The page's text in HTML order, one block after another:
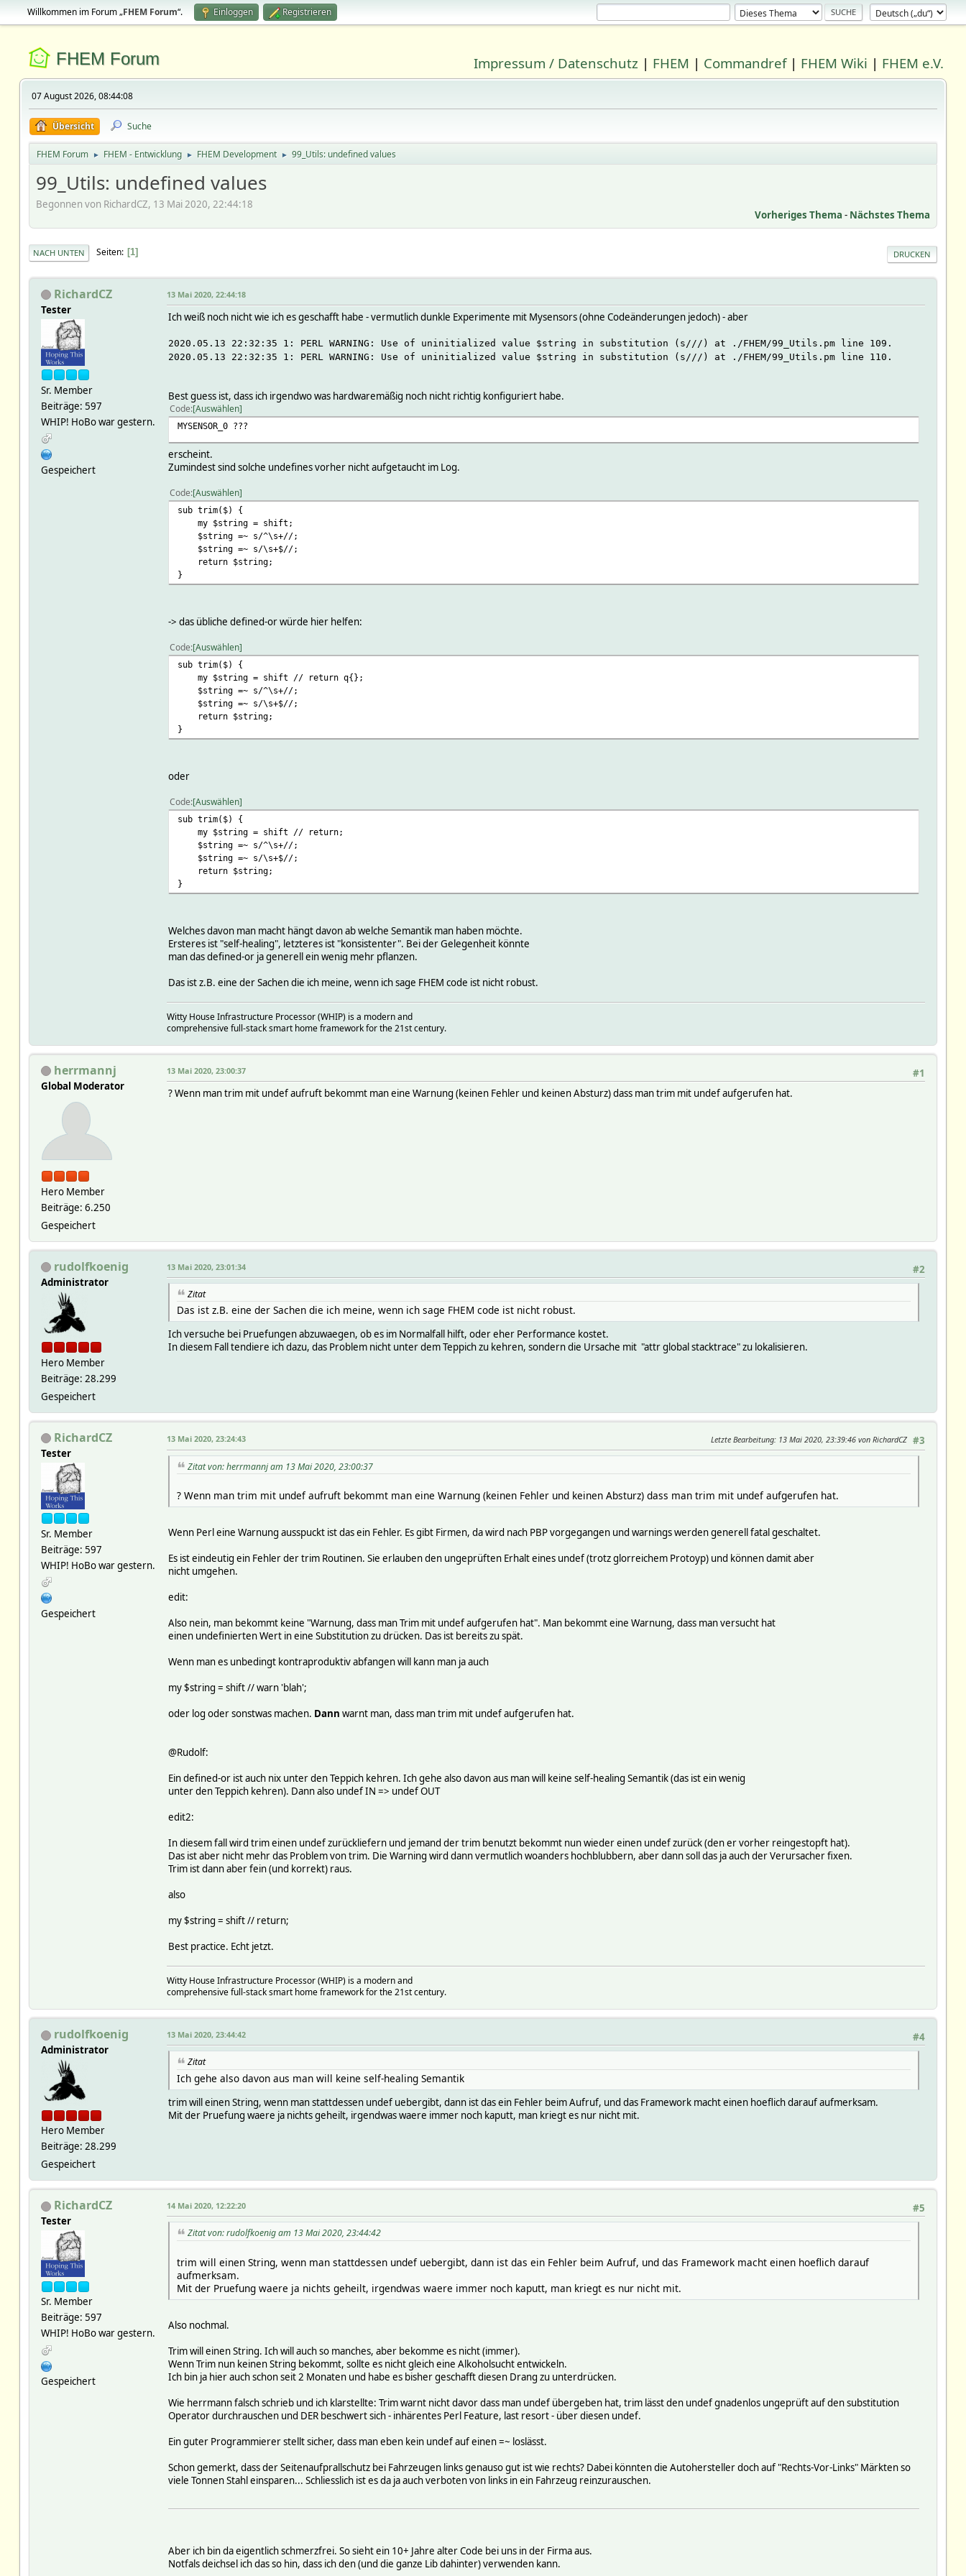
Willkommen im Forum „FHEM Forum“. Einloggen Registrieren
FHEM Forum Impressum / Datenschutz | FHEM | Commandref| FHEM Wiki | FHEM e.V.
07 August 2026, 08:44:08
Übersicht Suche
FHEM Forum ► FHEM - Entwicklung ► FHEM Development ► 99_Utils: undefined values
99_Utils: undefined values
Begonnen von RichardCZ, 13 Mai 2020, 22:44:18
Vorheriges Thema - Nächstes Thema
DRUCKEN
NACH UNTEN Seiten 1
RichardCZ
Tester
Sr. Member
Beiträge: 597
WHIP! HoBo war gestern.
Gespeichert
13 Mai 2020, 22:44:18
Ich weiß noch nicht wie ich es geschafft habe - vermutlich dunkle Experimente mit Mysensors (ohne Codeänderungen jedoch) - aber
2020.05.13 22:32:35 1: PERL WARNING: Use of uninitialized value $string in substitution (s///) at ./FHEM/99_Utils.pm line 109.
2020.05.13 22:32:35 1: PERL WARNING: Use of uninitialized value $string in substitution (s///) at ./FHEM/99_Utils.pm line 110.
Best guess ist, dass ich irgendwo was hardwaremäßig noch nicht richtig konfiguriert habe.
Code Auswählen
MYSENSOR_0 ???
erscheint.
Zumindest sind solche undefines vorher nicht aufgetaucht im Log.
Code Auswählen
sub trim($) {
my $string = shift;
$string =~ s/^\s+//;
$string =~ s/\s+$//;
return $string;
}
-> das übliche defined-or würde hier helfen:
Code Auswählen
sub trim($) {
my $string = shift // return q{};
$string =~ s/^\s+//;
$string =~ s/\s+$//;
return $string;
}
oder
Code Auswählen
sub trim($) {
my $string = shift // return;
$string =~ s/^\s+//;
$string =~ s/\s+$//;
return $string;
}
Welches davon man macht hängt davon ab welche Semantik man haben möchte.
Ersteres ist "self-healing", letzteres ist "konsistenter". Bei der Gelegenheit könnte
man das defined-or ja generell ein wenig mehr pflanzen.
Das ist z.B. eine der Sachen die ich meine, wenn ich sage FHEM code ist nicht robust.
Witty House Infrastructure Processor (WHIP) is a modern and
comprehensive full-stack smart home framework for the 21st century.
herrmannj
Global Moderator
Hero Member
Beiträge: 6.250
Gespeichert
#1
13 Mai 2020, 23:00:37
? Wenn man trim mit undef aufruft bekommt man eine Warnung (keinen Fehler und keinen Absturz) dass man trim mit undef aufgerufen hat.
rudolfkoenig
Administrator
Hero Member
Beiträge: 28.299
Gespeichert
#2
13 Mai 2020, 23:01:34
Zitat
Das ist z.B. eine der Sachen die ich meine, wenn ich sage FHEM code ist nicht robust.
Ich versuche bei Pruefungen abzuwaegen, ob es im Normalfall hilft, oder eher Performance kostet.
In diesem Fall tendiere ich dazu, das Problem nicht unter dem Teppich zu kehren, sondern die Ursache mit "attr global stacktrace" zu lokalisieren.
RichardCZ
Tester
Sr. Member
Beiträge: 597
WHIP! HoBo war gestern.
Gespeichert
#3
13 Mai 2020, 23:24:43 Letzte Bearbeitung: 13 Mai 2020, 23:39:46 von RichardCZ
Zitat von: herrmannj am 13 Mai 2020, 23:00:37
? Wenn man trim mit undef aufruft bekommt man eine Warnung (keinen Fehler und keinen Absturz) dass man trim mit undef aufgerufen hat.
Wenn Perl eine Warnung ausspuckt ist das ein Fehler. Es gibt Firmen, da wird nach PBP vorgegangen und warnings werden generell fatal geschaltet.
Es ist eindeutig ein Fehler der trim Routinen. Sie erlauben den ungeprüften Erhalt eines undef (trotz glorreichem Protoyp) und können damit aber
nicht umgehen.
edit:
Also nein, man bekommt keine "Warnung, dass man Trim mit undef aufgerufen hat". Man bekommt eine Warnung, dass man versucht hat
einen undefinierten Wert in eine Substitution zu drücken. Das ist bereits zu spät.
Wenn man es unbedingt kontraproduktiv abfangen will kann man ja auch
my $string = shift // warn 'blah';
oder log oder sonstwas machen. Dann warnt man, dass man trim mit undef aufgerufen hat.
@Rudolf:
Ein defined-or ist auch nix unter den Teppich kehren. Ich gehe also davon aus man will keine self-healing Semantik (das ist ein wenig
unter den Teppich kehren). Dann also undef IN => undef OUT
edit2:
In diesem fall wird trim einen undef zurückliefern und jemand der trim benutzt bekommt nun wieder einen undef zurück (den er vorher reingestopft hat).
Das ist aber nicht mehr das Problem von trim. Die Warning wird dann vermutlich woanders hochblubbern, aber dann soll das ja auch der Verursacher fixen.
Trim ist dann aber fein (und korrekt) raus.
also
my $string = shift // return;
Best practice. Echt jetzt.
Witty House Infrastructure Processor (WHIP) is a modern and
comprehensive full-stack smart home framework for the 21st century.
rudolfkoenig
Administrator
Hero Member
Beiträge: 28.299
Gespeichert
#4
13 Mai 2020, 23:44:42
Zitat
Ich gehe also davon aus man will keine self-healing Semantik
trim will einen String, wenn man stattdessen undef uebergibt, dann ist das ein Fehler beim Aufruf, und das Framework macht einen hoeflich darauf aufmerksam.
Mit der Pruefung waere ja nichts geheilt, irgendwas waere immer noch kaputt, man kriegt es nur nicht mit.
RichardCZ
Tester
Sr. Member
Beiträge: 597
WHIP! HoBo war gestern.
Gespeichert
#5
14 Mai 2020, 12:22:20
Zitat von: rudolfkoenig am 13 Mai 2020, 23:44:42
trim will einen String, wenn man stattdessen undef uebergibt, dann ist das ein Fehler beim Aufruf, und das Framework macht einen hoeflich darauf
aufmerksam.
Mit der Pruefung waere ja nichts geheilt, irgendwas waere immer noch kaputt, man kriegt es nur nicht mit.
Also nochmal.
Trim will einen String. Ich will auch so manches, aber bekomme es nicht (immer).
Wenn Trim nun keinen String bekommt, sollte es nicht gleich eine Alkoholsucht entwickeln.
Ich bin ja hier auch schon seit 2 Monaten und habe es bisher geschafft diesen Drang zu unterdrücken.
Wie herrmann falsch schrieb und ich klarstellte: Trim warnt nicht davor dass man undef übergeben hat, trim lässt den undef gnadenlos ungeprüft auf den substitution
Operator durchrauschen und DER beschwert sich - inhärentes Perl Feature, last resort - über diesen undef.
Ein guter Programmierer stellt sicher, dass man eben kein undef auf einen =~ loslässt.
Schon gemerkt, dass der Seitenaufprallschutz bei Fahrzeugen links genauso gut ist wie rechts? Dabei könnten die Autohersteller doch auf "Rechts-Vor-Links" Märkten so
viele Tonnen Stahl einsparen... Schliesslich ist es da ja auch verboten von links in ein Fahrzeug reinzurauschen.
Aber ich bin da eigentlich schmerzfrei. So sieht ein 10+ Jahre alter Code bei uns in der Firma aus.
Notfals deichsel ich das so hin, dass ich den (und die ganze Lib dahinter) verwenden kann.